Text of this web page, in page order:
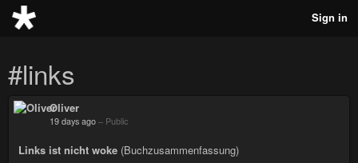
Sign in
#links
Oliver
19 days ago – Public
Links ist nicht woke (Buchzusammenfassung)